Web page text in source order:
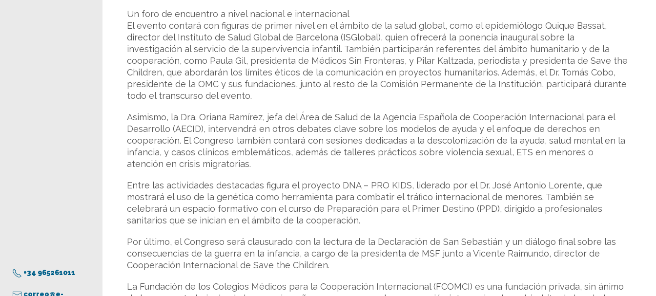
+34 965261011
correo@e-
Un foro de encuentro a nivel nacional e internacional
El evento contará con figuras de primer nivel en el ámbito de la salud global, como el epidemiólogo Quique Bassat,
director del Instituto de Salud Global de Barcelona (ISGlobal), quien ofrecerá la ponencia inaugural sobre la
investigación al servicio de la supervivencia infantil. También participarán referentes del ámbito humanitario y de la
cooperación, como Paula Gil, presidenta de Médicos Sin Fronteras, y Pilar Kaltzada, periodista y presidenta de Save the
Children, que abordarán los límites éticos de la comunicación en proyectos humanitarios. Además, el Dr. Tomás Cobo,
presidente de la OMC y sus fundaciones, junto al resto de la Comisión Permanente de la Institución, participará durante
todo el transcurso del evento.
Asimismo, la Dra. Oriana Ramírez, jefa del Área de Salud de la Agencia Española de Cooperación Internacional para el
Desarrollo (AECID), intervendrá en otros debates clave sobre los modelos de ayuda y el enfoque de derechos en
cooperación. El Congreso también contará con sesiones dedicadas a la descolonización de la ayuda, salud mental en la
infancia, y casos clínicos emblemáticos, además de talleres prácticos sobre violencia sexual, ETS en menores o
atención en crisis migratorias.
Entre las actividades destacadas figura el proyecto DNA – PRO KIDS, liderado por el Dr. José Antonio Lorente, que
mostrará el uso de la genética como herramienta para combatir el tráfico internacional de menores. También se
celebrará un espacio formativo con el curso de Preparación para el Primer Destino (PPD), dirigido a profesionales
sanitarios que se inician en el ámbito de la cooperación.
Por último, el Congreso será clausurado con la lectura de la Declaración de San Sebastián y un diálogo final sobre las
consecuencias de la guerra en la infancia, a cargo de la presidenta de MSF junto a Vicente Raimundo, director de
Cooperación Internacional de Save the Children.
La Fundación de los Colegios Médicos para la Cooperación Internacional (FCOMCI) es una fundación privada, sin ánimo